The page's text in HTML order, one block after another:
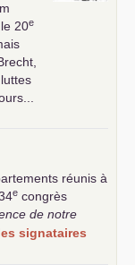
20e
réunis à
e congrès
de notre
signataires